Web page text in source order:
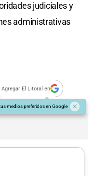
judiciales y
administrativas
Agregar El Litoral en
medios preferidos en Google